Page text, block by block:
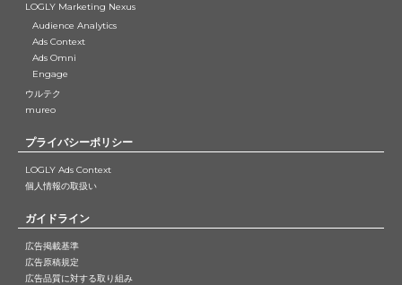
LOGLY Marketing Nexus
Audience Analytics
Ads Context
Ads Omni
Engage
ウルテク
mureo
プライバシーポリシー
LOGLY Ads Context
個人情報の取扱い
ガイドライン
広告掲載基準
広告原稿規定
広告品質に対する取り組み